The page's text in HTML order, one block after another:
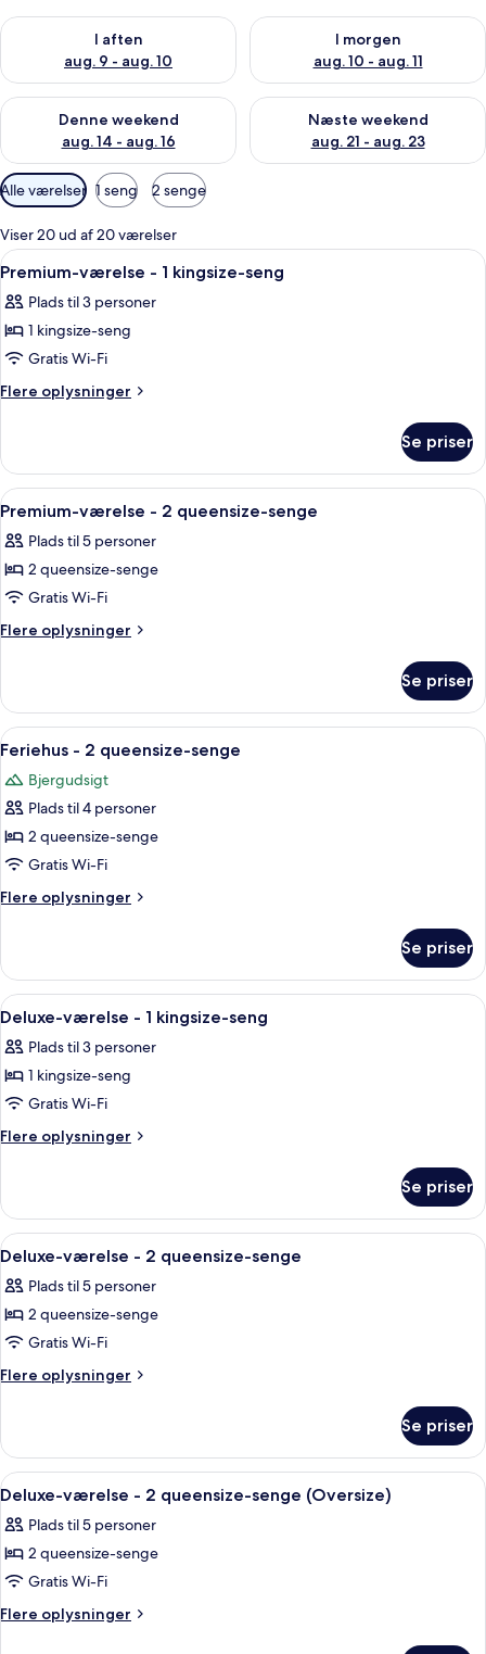
I aften
aug. 9 - aug. 10
Tjek tilgængelighed for i aften aug. 9 - aug. 10
I morgen
aug. 10 - aug. 11
Tjek tilgængelighed for i
Denne weekend
aug. 14 - aug. 16
Tjek tilgængelighed for denne weekend aug. 14 - aug. 16
Næste weekend
aug. 21 - aug. 23
Tjek tilgængelighed for næste
Tilgængelige
filtre
for
værelser
Alle værelser 1 seng 2 senge
Viser 20 ud af 20 værelser
Indlæs
alle
billeder
af
Premium-
værelse
kingsize-
seng
Et hotelværelse med en stor seng,
5
Premium-værelse - 1 kingsize-seng
Plads til 3 personer
1 kingsize-seng
Gratis Wi-Fi
Flere oplysninger
Flere
værelse
1
seng
Se priser
Indlæs
alle
billeder
af
Premium-
værelse
queensize-
senge
Et hotelværelse med to senge, et
6
Premium-værelse - 2 queensize-senge
Plads til 5 personer
2 queensize-senge
Gratis Wi-Fi
Flere oplysninger
Flere
værelse
2
senge
Se priser
Indlæs
alle
billeder
af
Feriehus
-
2
queensize-
Et hotelværelse med to senge, et
6
Feriehus - 2 queensize-senge
Bjergudsigt
Plads til 4 personer
2 queensize-senge
Gratis Wi-Fi
Flere oplysninger
Flere
-
queensize-
Se priser
Indlæs
alle
billeder
af
Deluxe-
værelse
kingsize-
seng
Et hotelværelse med seng, fjernsyn,
4
Deluxe-værelse - 1 kingsize-seng
Plads til 3 personer
1 kingsize-seng
Gratis Wi-Fi
Flere oplysninger
Flere
værelse
1
seng
Se priser
Indlæs
alle
billeder
af
Deluxe-
værelse
queensize-
senge
Et hotelværelse med to senge, et
4
Deluxe-værelse - 2 queensize-senge
Plads til 5 personer
2 queensize-senge
Gratis Wi-Fi
Flere oplysninger
Flere
værelse
2
senge
Se priser
Indlæs
alle
billeder
af
Deluxe-
værelse
Et hotelværelse med to senge, et
4
Deluxe-værelse - 2 queensize-senge (Oversize)
Plads til 5 personer
2 queensize-senge
Gratis Wi-Fi
Flere oplysninger
Flere